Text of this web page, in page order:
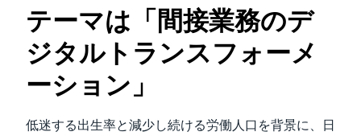
テーマは「間接業務のデ
ジタルトランスフォーメ
ーション」
低迷する出生率と減少し続ける労働人口を背景に、日